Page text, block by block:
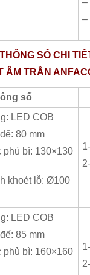
–
–
THÔNG​ SỐ CHI
ÂM TRẦN
số
LED COB
80 mm
bì: 130×130
khoét lỗ: Ø100
LED COB
85 mm
bì: 160×160